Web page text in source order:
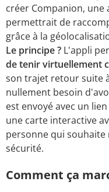
créer Companion,
permettrait de
grâce à la
Le principe ? L'appli
de tenir virtuellement
son trajet retour suite
nullement besoin
est envoyé avec un
une carte interactive
personne qui
sécurité.
Comment ça